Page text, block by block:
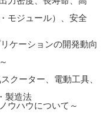
ュール）、安全
ケーションの開発動向
ーター、電動工具、
製造法
ハウについて～